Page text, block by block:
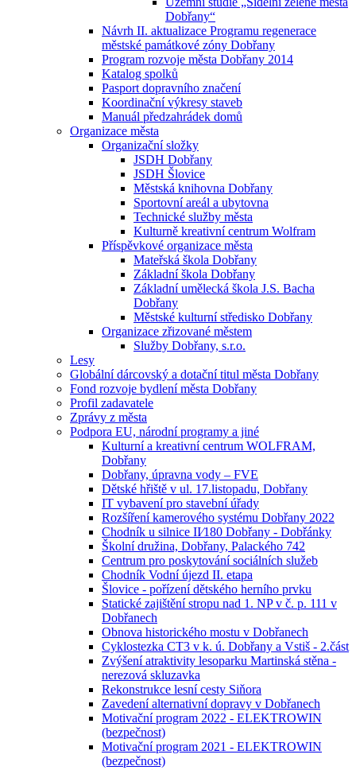
Dobřany“
Návrh II. aktualizace Programu regenerace
městské památkové zóny Dobřany
Program rozvoje města Dobřany 2014
Katalog spolků
Pasport dopravního značení
Koordinační výkresy staveb
Manuál předzahrádek domů
Organizace města
Organizační složky
JSDH Dobřany
JSDH Šlovice
Městská knihovna Dobřany
Sportovní areál a ubytovna
Technické služby města
Kulturně kreativní centrum Wolfram
Příspěvkové organizace města
Mateřská škola Dobřany
Základní škola Dobřany
Základní umělecká škola J.S. Bacha
Dobřany
Městské kulturní středisko Dobřany
Organizace zřizované městem
Služby Dobřany, s.r.o.
Lesy
Globální dárcovský a dotační titul města Dobřany
Fond rozvoje bydlení města Dobřany
Profil zadavatele
Zprávy z města
Podpora EU, národní programy a jiné
Kulturní a kreativní centrum WOLFRAM,
Dobřany
Dobřany, úpravna vody – FVE
Dětské hřiště v ul. 17.listopadu, Dobřany
IT vybavení pro stavební úřady
Rozšíření kamerového systému Dobřany 2022
Chodník u silnice II⁄180 Dobřany - Dobřánky
Školní družina, Dobřany, Palackého 742
Centrum pro poskytování sociálních služeb
Chodník Vodní újezd II. etapa
Šlovice - pořízení dětského herního prvku
Statické zajištění stropu nad 1. NP v č. p. 111 v
Dobřanech
Obnova historického mostu v Dobřanech
Cyklostezka CT3 v k. ú. Dobřany a Vstiš - 2.část
Zvýšení atraktivity lesoparku Martinská stěna -
nerezová skluzavka
Rekonstrukce lesní cesty Siňora
Zavedení alternativní dopravy v Dobřanech
Motivační program 2022 - ELEKTROWIN
(bezpečnost)
Motivační program 2021 - ELEKTROWIN
(bezpečnost)